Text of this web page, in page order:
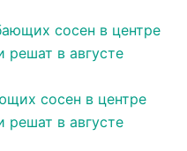
сосен в центре
решат в августе